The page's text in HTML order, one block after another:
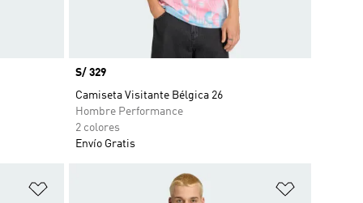
Precio
S/ 329
Camiseta Visitante Bélgica 26
Hombre Performance
2 colores
Envío Gratis
Añadir a la lista de deseos